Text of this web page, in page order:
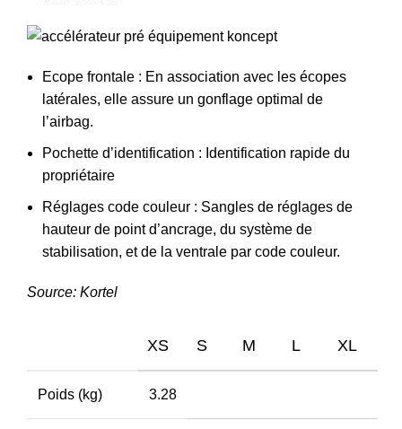
Ecope frontale : En association avec les écopes
latérales, elle assure un gonflage optimal de
l’airbag.
Pochette d’identification : Identification rapide du
propriétaire
Réglages code couleur : Sangles de réglages de
hauteur de point d’ancrage, du système de
stabilisation, et de la ventrale par code couleur.
Source: Kortel
XS S M L XL
Poids (kg) 3.28